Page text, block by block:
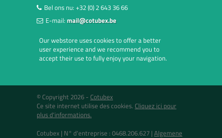
Bel ons nu: +32 (0) 2 643 36 66
E-mail: mail@cotubex.be
Our webstore uses cookies to offer a better
user experience and we recommend you to
accept their use to fully enjoy your navigation.
© Copyright 2026 - Cotubex
Ce site internet utilise des cookies. Cliquez ici pour
plus d'informations.
Cotubex | N° d'entreprise : 0468.206.627 | Algemene